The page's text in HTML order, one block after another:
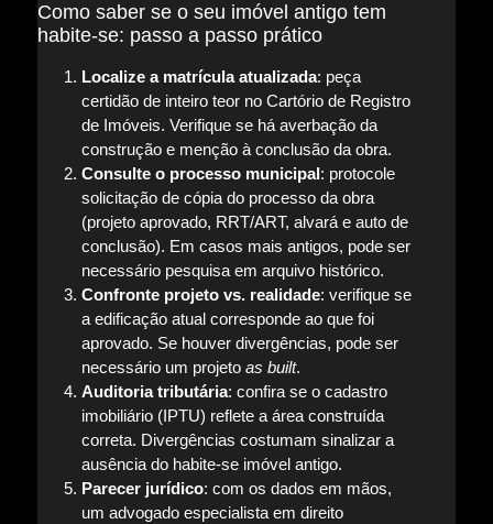
Como saber se o seu imóvel antigo tem
habite-se: passo a passo prático
Localize a matrícula atualizada: peça
certidão de inteiro teor no Cartório de Registro
de Imóveis. Verifique se há averbação da
construção e menção à conclusão da obra.
Consulte o processo municipal: protocole
solicitação de cópia do processo da obra
(projeto aprovado, RRT/ART, alvará e auto de
conclusão). Em casos mais antigos, pode ser
necessário pesquisa em arquivo histórico.
Confronte projeto vs. realidade: verifique se
a edificação atual corresponde ao que foi
aprovado. Se houver divergências, pode ser
necessário um projeto as built.
Auditoria tributária: confira se o cadastro
imobiliário (IPTU) reflete a área construída
correta. Divergências costumam sinalizar a
ausência do habite-se imóvel antigo.
Parecer jurídico: com os dados em mãos,
um advogado especialista em direito